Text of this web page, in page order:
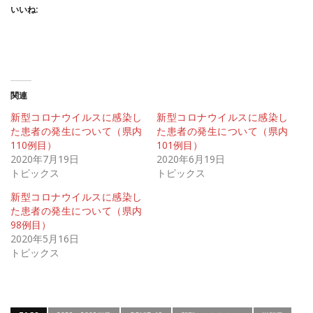
いいね:
関連
新型コロナウイルスに感染し
た患者の発生について（県内
110例目）
2020年7月19日
トピックス
新型コロナウイルスに感染し
た患者の発生について（県内
101例目）
2020年6月19日
トピックス
新型コロナウイルスに感染し
た患者の発生について（県内
98例目）
2020年5月16日
トピックス